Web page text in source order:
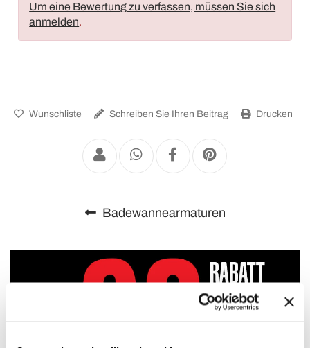
Um eine Bewertung zu verfassen, müssen Sie sich
anmelden.
Wunschliste Schreiben Sie Ihren Beitrag Drucken
Badewannearmaturen